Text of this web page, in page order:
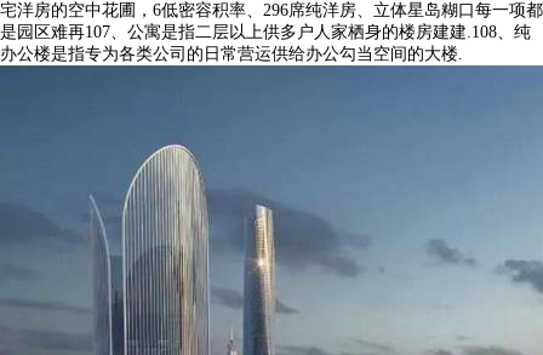
宅洋房的空中花圃，6低密容积率、296席纯洋房、立体星岛糊口每一项都
是园区难再107、公寓是指二层以上供多户人家栖身的楼房建建.108、纯
办公楼是指专为各类公司的日常营运供给办公勾当空间的大楼.